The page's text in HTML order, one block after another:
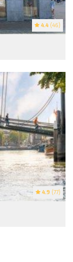
4.4 (46)
4.9 (77)